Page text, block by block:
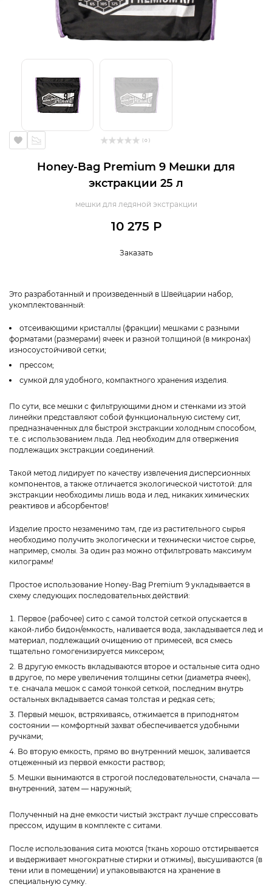
( 0 )
Honey-Bag Premium 9 Мешки для
экстракции 25 л
мешки для ледяной экстракции
10 275 Р
Заказать
Это разработанный и произведенный в Швейцарии набор,
укомплектованный:
отсеивающими кристаллы (фракции) мешками с разными
форматами (размерами) ячеек и разной толщиной (в микронах)
износоустойчивой сетки;
прессом;
сумкой для удобного, компактного хранения изделия.
По сути, все мешки с фильтрующими дном и стенками из этой
линейки представляют собой функциональную систему сит,
предназначенных для быстрой экстракции холодным способом,
т.е. с использованием льда. Лед необходим для отвержения
подлежащих экстракции соединений.
Такой метод лидирует по качеству извлечения дисперсионных
компонентов, а также отличается экологической чистотой: для
экстракции необходимы лишь вода и лед, никаких химических
реактивов и абсорбентов!
Изделие просто незаменимо там, где из растительного сырья
необходимо получить экологически и технически чистое сырье,
например, смолы. За один раз можно отфильтровать максимум
килограмм!
Простое использование Honey-Bag Premium 9 укладывается в
схему следующих последовательных действий:
Первое (рабочее) сито с самой толстой сеткой опускается в
какой-либо бидон/емкость, наливается вода, закладывается лед и
материал, подлежащий очищению от примесей, вся смесь
тщательно гомогенизируется миксером;
В другую емкость вкладываются второе и остальные сита одно
в другое, по мере увеличения толщины сетки (диаметра ячеек),
т.е. сначала мешок с самой тонкой сеткой, последним внутрь
остальных вкладывается самая толстая и редкая сеть;
Первый мешок, встряхиваясь, отжимается в приподнятом
состоянии — комфортный захват обеспечивается удобными
ручками;
Во вторую емкость, прямо во внутренний мешок, заливается
отцеженный из первой емкости раствор;
Мешки вынимаются в строгой последовательности, сначала —
внутренний, затем — наружный;
Полученный на дне емкости чистый экстракт лучше спрессовать
прессом, идущим в комплекте с ситами.
После использования сита моются (ткань хорошо отстирывается
и выдерживает многократные стирки и отжимы), высушиваются (в
тени или в помещении) и упаковываются на хранение в
специальную сумку.